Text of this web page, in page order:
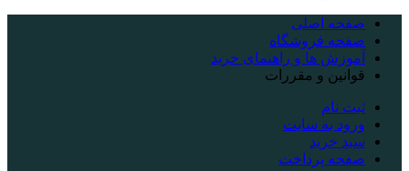
صفحه اصلی
صفحه فروشگاه
آموزش ها و راهنمای خرید
قوانین و مقررات
ثبت نام
ورود به سایت
سبد خرید
صفحه پرداخت